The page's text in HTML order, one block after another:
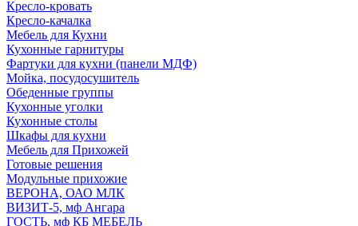
Кресло-кровать
Кресло-качалка
Мебель для Кухни
Кухонные гарнитуры
Фартуки для кухни (панели МДФ)
Мойка, посудосушитель
Обеденные группы
Кухонные уголки
Кухонные столы
Шкафы для кухни
Мебель для Прихожей
Готовые решения
Модульные прихожие
ВЕРОНА, ОАО МЛК
ВИЗИТ-5, мф Ангара
ГОСТЬ, мф КБ МЕБЕЛЬ